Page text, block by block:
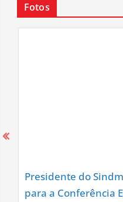
Fotos
Presidente do
para a Conferência